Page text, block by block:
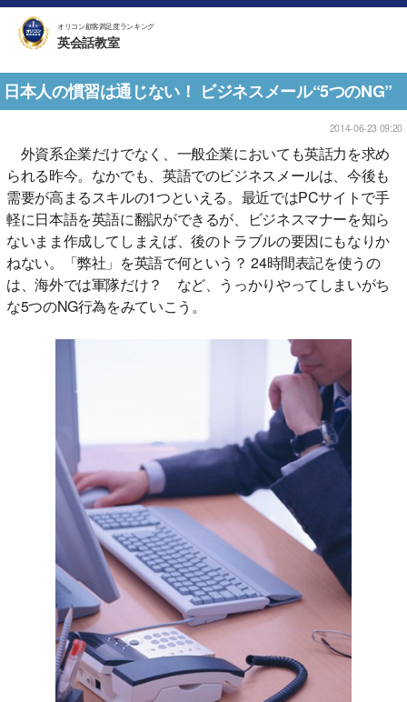
オリコン顧客満足度ランキング
英会話教室
日本人の慣習は通じない！ ビジネスメール“5つのNG”
2014-06-23 09:20
外資系企業だけでなく、一般企業においても英話力を求め
られる昨今。なかでも、英語でのビジネスメールは、今後も
需要が高まるスキルの1つといえる。最近ではPCサイトで手
軽に日本語を英語に翻訳ができるが、ビジネスマナーを知ら
ないまま作成してしまえば、後のトラブルの要因にもなりか
ねない。「弊社」を英語で何という？ 24時間表記を使うの
は、海外では軍隊だけ？ など、うっかりやってしまいがち
な5つのNG行為をみていこう。